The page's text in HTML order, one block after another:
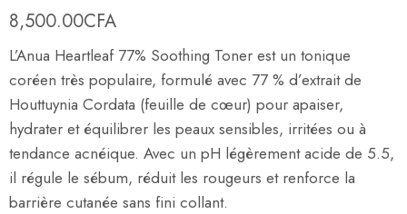
8,500.00CFA
L’Anua Heartleaf 77% Soothing Toner est un tonique
coréen très populaire, formulé avec 77 % d’extrait de
Houttuynia Cordata (feuille de cœur) pour apaiser,
hydrater et équilibrer les peaux sensibles, irritées ou à
tendance acnéique. Avec un pH légèrement acide de 5.5,
il régule le sébum, réduit les rougeurs et renforce la
barrière cutanée sans fini collant.